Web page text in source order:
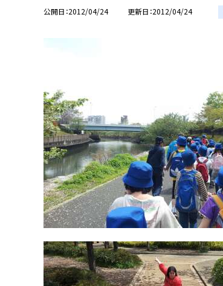
公開日 2012/04/24 更新日 2012/04/24